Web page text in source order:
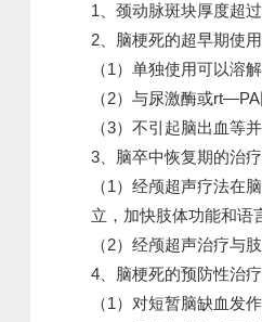
1、颈动脉斑块厚度超
2、脑梗死的超早期使
（1）单独使用可以溶
（2）与尿激酶或
（3）不引起脑出血等
3、脑卒中恢复期的治疗
（1）经颅超声疗法在
立，加快肢体功能和语
（2）经颅超声治疗与
4、脑梗死的预防性治疗
（1）对短暂脑缺血发